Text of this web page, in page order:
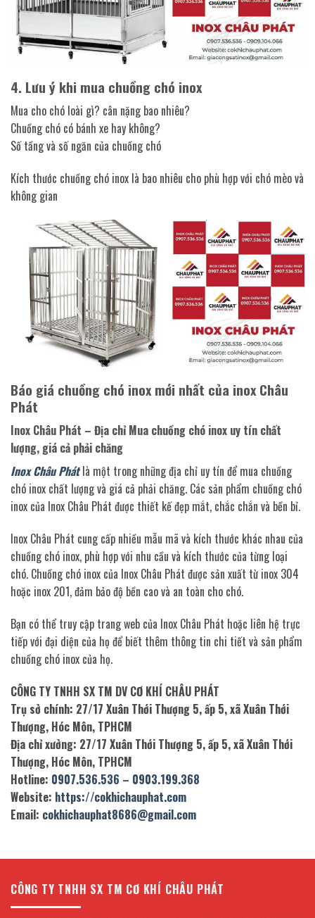
4. Lưu ý khi mua chuồng chó inox
Mua cho chó loài gì? cân nặng bao nhiêu?
Chuồng chó có bánh xe hay không?
Số tầng và số ngăn của chuồng chó
Kích thước chuồng chó inox là bao nhiêu cho phù hợp với chó mèo và
không gian
Báo giá chuồng chó inox mới nhất của inox Châu
Phát
Inox Châu Phát – Địa chỉ Mua chuồng chó inox uy tín chất
lượng, giá cả phải chăng
Inox Châu Phátlà một trong những địa chỉ uy tín để mua chuồng
chó inox chất lượng và giá cả phải chăng. Các sản phẩm chuồng chó
inox của Inox Châu Phát được thiết kế đẹp mắt, chắc chắn và bền bỉ.
Inox Châu Phát cung cấp nhiều mẫu mã và kích thước khác nhau của
chuồng chó inox, phù hợp với nhu cầu và kích thước của từng loại
chó. Chuồng chó inox của Inox Châu Phát được sản xuất từ inox 304
hoặc inox 201, đảm bảo độ bền cao và an toàn cho chó.
Bạn có thể truy cập trang web của Inox Châu Phát hoặc liên hệ trực
tiếp với đại diện của họ để biết thêm thông tin chi tiết và sản phẩm
chuồng chó inox của họ.
CÔNG TY TNHH SX TM DV CƠ KHÍ CHÂU PHÁT
Trụ sở chính: 27/17 Xuân Thới Thượng 5, ấp 5, xã Xuân Thới
Thượng, Hóc Môn, TPHCM
Địa chỉ xưởng: 27/17 Xuân Thới Thượng 5, ấp 5, xã Xuân Thới
Thượng, Hóc Môn, TPHCM
Hotline: 0907.536.536 – 0903.199.368
Website: https://cokhichauphat.com
Email: cokhichauphat8686@gmail.com
CÔNG TY TNHH SX TM CƠ KHÍ CHÂU PHÁT